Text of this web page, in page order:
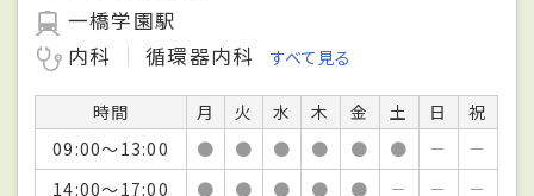
一橋学園駅
内科
循環器内科 すべて見る
時間 月 火 水 木 金 土 日
祝
09:00～13:00
● ● ● ● ● ● －
－
14:00～17:00
● ● ● ● ● － －
－